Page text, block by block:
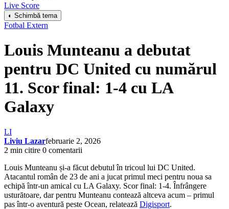
Live Score
◐ Schimbă tema
Fotbal Extern
Louis Munteanu a debutat
pentru DC United cu numărul
11. Scor final: 1-4 cu LA
Galaxy
LI
Liviu Lazarfebruarie 2, 2026
2 min citire 0 comentarii
Louis Munteanu și-a făcut debutul în tricoul lui DC United.
Atacantul român de 23 de ani a jucat primul meci pentru noua sa
echipă într-un amical cu LA Galaxy. Scor final: 1-4. Înfrângere
usturătoare, dar pentru Munteanu contează altceva acum – primul
pas într-o aventură peste Ocean, relatează Digisport.